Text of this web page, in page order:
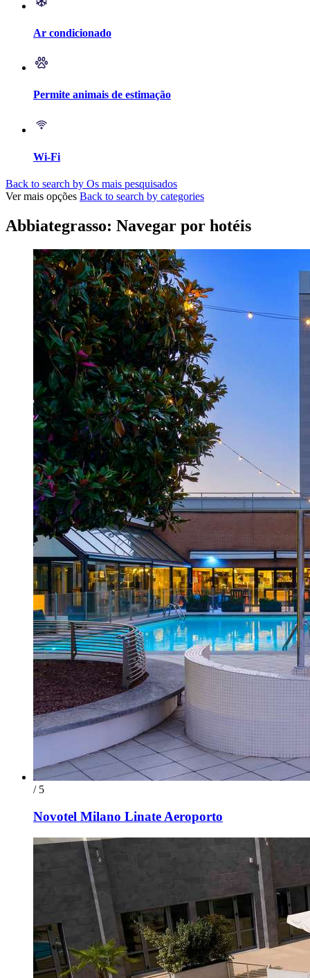
Ar condicionado
Permite animais de estimação
Wi-Fi
Back to search by Os mais pesquisados
Ver mais opções Back to search by categories
Abbiategrasso: Navegar por hotéis
/ 5
Novotel Milano Linate Aeroporto